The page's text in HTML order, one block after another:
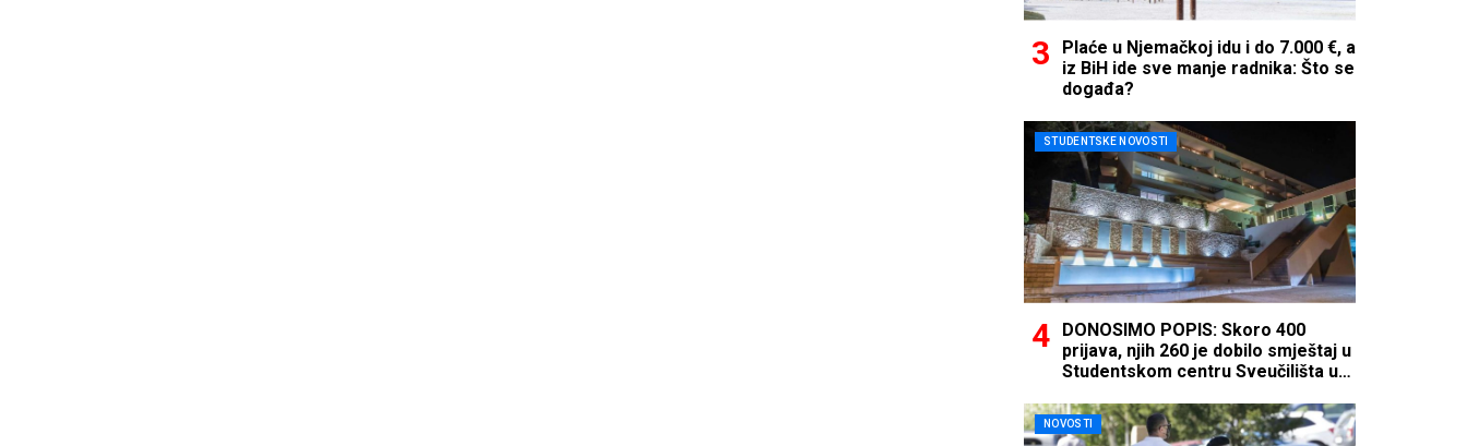
Plaće u Njemačkoj idu i do 7.000 €, a
iz BiH ide sve manje radnika: Što se
događa?
STUDENTSKE NOVOSTI
DONOSIMO POPIS: Skoro 400
prijava, njih 260 je dobilo smještaj u
Studentskom centru Sveučilišta u
NOVOSTI